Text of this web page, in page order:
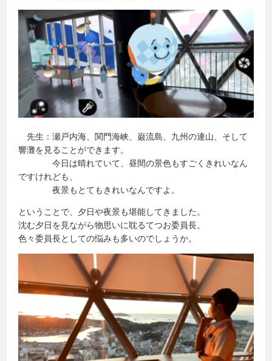
先生：瀬戸内海、関門海峡、巌流島、九州の連山、そして
響灘を見ることができます。
今日は晴れていて、昼間の景色もすごくきれいなん
ですけれども、
夜景もとてもきれいなんですよ。
ということで、夕日や夜景も堪能してきました。
沈む夕日を見ながら物思いに耽るてつお委員長。
色々委員長としての悩みも多いのでしょうか。